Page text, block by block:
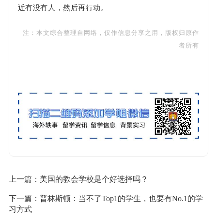
近有没有人，然后再行动。
注：本文综合整理自网络，仅作信息分享之用，版权归原作
者所有
上一篇： 美国的教会学校是个好选择吗？
下一篇： 普林斯顿：当不了Top1的学生，也要有No.1的学
习方式